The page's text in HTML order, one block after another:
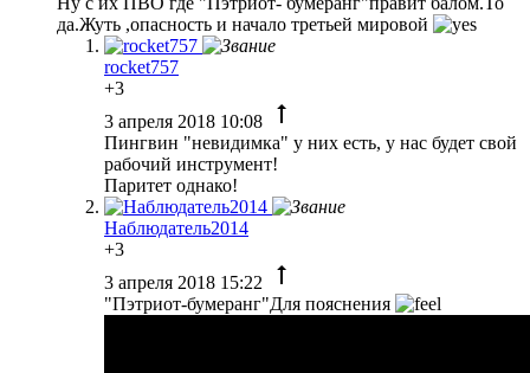
да.Жуть ,опасность и начало третьей мировой
rocket757
+3
3 апреля 2018 10:08
Пингвин "невидимка" у них есть, у нас будет свой
рабочий инструмент!
Паритет однако!
Наблюдатель2014
+3
3 апреля 2018 15:22
"Пэтриот-бумеранг"Для пояснения